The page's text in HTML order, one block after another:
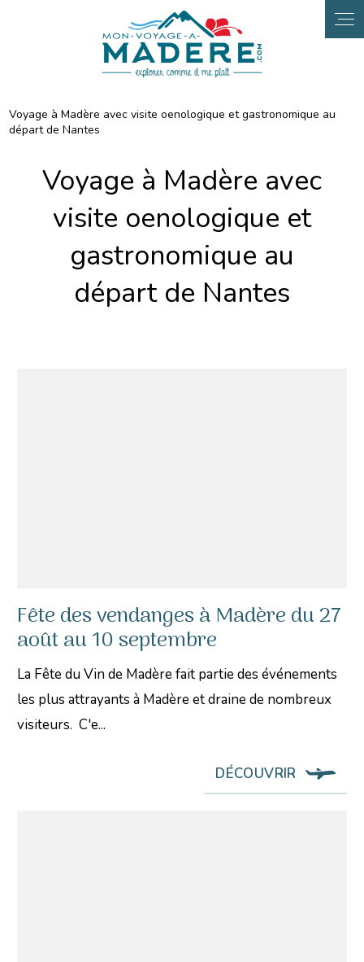
Voyage à Madère avec visite oenologique et gastronomique au
départ de Nantes
Voyage à Madère avec
visite oenologique et
gastronomique au
départ de Nantes
Fête des vendanges à Madère du 27
août au 10 septembre
La Fête du Vin de Madère fait partie des événements
les plus attrayants à Madère et draine de nombreux
visiteurs. C'e...
DÉCOUVRIR